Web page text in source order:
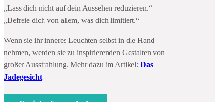
„Lass dich nicht auf dein Aussehen reduzieren.“
„Befreie dich von allem, was dich limitiert.“
Wenn sie ihr inneres Leuchten selbst in die Hand
nehmen, werden sie zu inspirierenden Gestalten von
großer Ausstrahlung. Mehr dazu im Artikel: Das
Jadegesicht